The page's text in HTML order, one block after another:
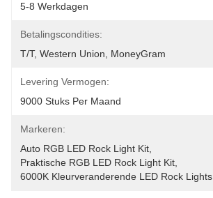
5-8 Werkdagen
Betalingscondities:
T/T, Western Union, MoneyGram
Levering Vermogen:
9000 Stuks Per Maand
Markeren:
Auto RGB LED Rock Light Kit
Praktische RGB LED Rock Light Kit
6000K Kleurveranderende LED Rock Lights